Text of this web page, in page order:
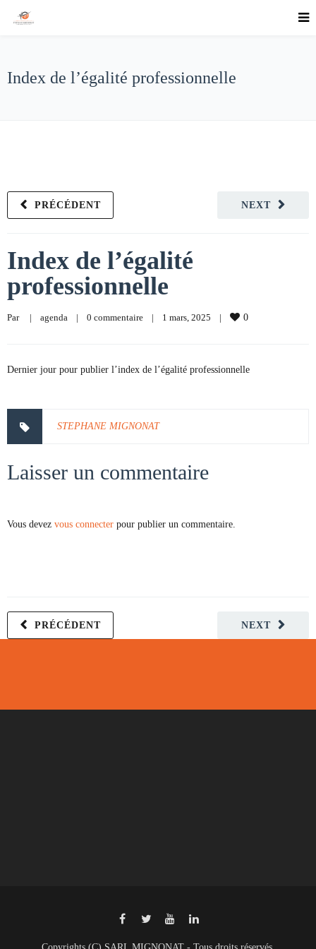
Index de l’égalité professionnelle
NEXT
PRÉCÉDENT
Index de l’égalité
professionnelle
Par | agenda | 0 commentaire | 1 mars, 2025 | 0
Dernier jour pour publier l’index de l’égalité professionnelle
STEPHANE MIGNONAT
Laisser un commentaire
Vous devez vous connecter pour publier un commentaire.
NEXT
PRÉCÉDENT